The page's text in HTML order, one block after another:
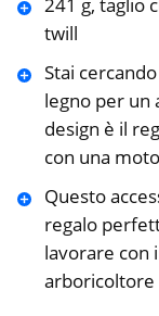
twill
Stai
legno per un
design è il
con una
Questo
regalo
lavorare con
arboricoltore